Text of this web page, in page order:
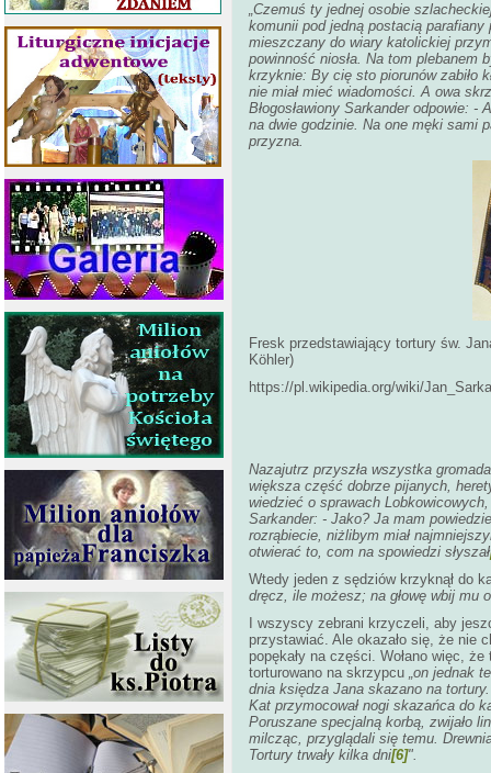
„Czemuś ty jednej osobie
komunii pod jedną postacią
mieszczany do wiary katolickiej
powinność niosła. Na tom plebanem
krzyknie: By cię sto piorunów zabiło
nie miał mieć wiadomości. A owa
Błogosławiony Sarkander odpowie: -
na dwie godzinie. Na one męki sami
przyzna.
Fresk przedstawiający tortury św.
Köhler)
https://pl.wikipedia.org/wiki/
Nazajutrz przyszła wszystka
większa część dobrze pijanych,
wiedzieć o sprawach
Sarkander: - Jako? Ja mam
rozrąbiecie, niżlibym miał
otwierać to, com na spowiedzi słyszał
Wtedy jeden z sędziów krzyknął do
dręcz, ile możesz; na głowę wbij mu
I wszyscy zebrani krzyczeli, aby
przystawiać. Ale okazało się, że nie
popękały na części. Wołano więc,
torturowano na skrzypcu „on jednak
dnia księdza Jana skazano na
Kat przymocował nogi skazańca do
Poruszane specjalną korbą, zwijało
milcząc, przyglądali się temu.
Tortury trwały kilka dni[6]".